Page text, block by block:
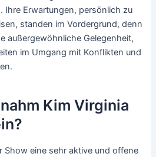
Ihre Erwartungen, persönlich zu
standen im Vordergrund, denn
außergewöhnliche Gelegenheit,
im Umgang mit Konflikten und
Kim Virginia
Show eine sehr aktive und offene